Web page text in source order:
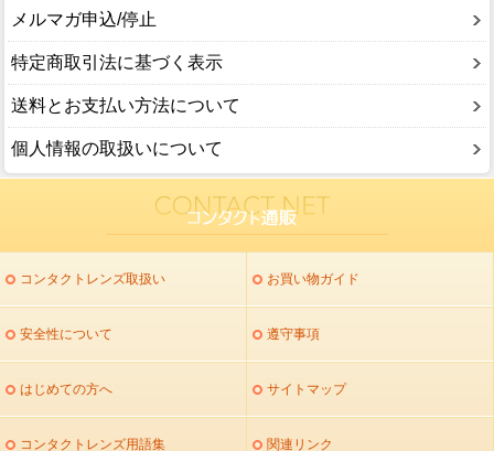
メルマガ申込/停止
特定商取引法に基づく表示
送料とお支払い方法について
個人情報の取扱いについて
コンタクトレンズ取扱い お買い物ガイド
安全性について 遵守事項
はじめての方へ サイトマップ
コンタクトレンズ用語集 関連リンク